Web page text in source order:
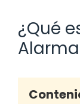
¿Qué